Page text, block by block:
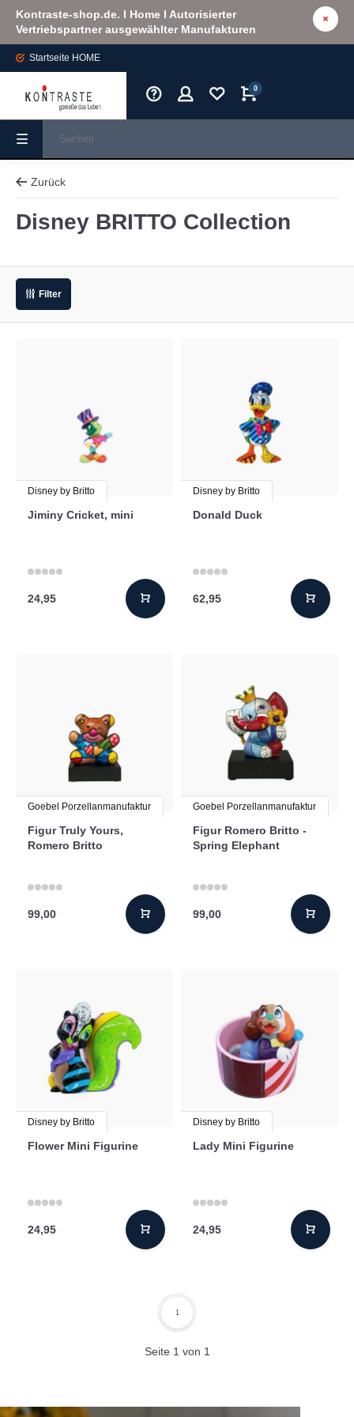
Kontraste-shop.de. I Home I Autorisierter
Vertriebspartner ausgewählter Manufakturen
Startseite HOME
0
Zurück
Disney BRITTO Collection
Filter
Disney by Britto
Jiminy Cricket, mini
24,95
Disney by Britto
Donald Duck
62,95
Goebel Porzellanmanufaktur
Figur Truly Yours,
Romero Britto
99,00
Goebel Porzellanmanufaktur
Figur Romero Britto -
Spring Elephant
99,00
Disney by Britto
Flower Mini Figurine
24,95
Disney by Britto
Lady Mini Figurine
24,95
Seite 1 von 1
1